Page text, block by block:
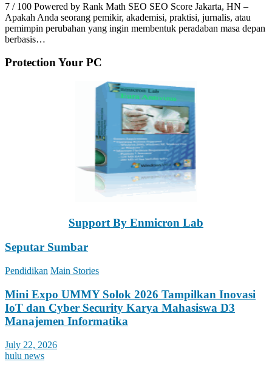
7 / 100 Powered by Rank Math SEO SEO Score Jakarta, HN –
Apakah Anda seorang pemikir, akademisi, praktisi, jurnalis, atau
pemimpin perubahan yang ingin membentuk peradaban masa depan
berbasis…
Protection Your PC
Support By Enmicron Lab
Seputar Sumbar
Pendidikan Main Stories
Mini Expo UMMY Solok 2026 Tampilkan Inovasi
IoT dan Cyber Security Karya Mahasiswa D3
Manajemen Informatika
July 22, 2026
hulu news